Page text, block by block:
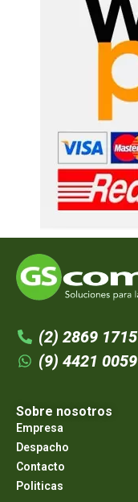
(2) 2869 1715
(9) 4421 0059
Sobre nosotros
Empresa
Despacho
Contacto
Politicas